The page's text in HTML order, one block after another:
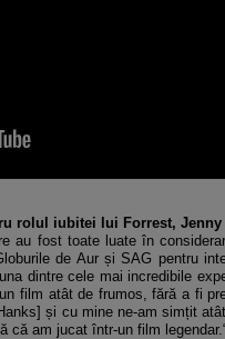
rolul iubitei lui Forrest, Jenny
au fost toate luate în
de Aur și SAG pentru
dintre cele mai incredibile
film atât de frumos, fără a fi
și cu mine ne-am simțit
că am jucat într-un film